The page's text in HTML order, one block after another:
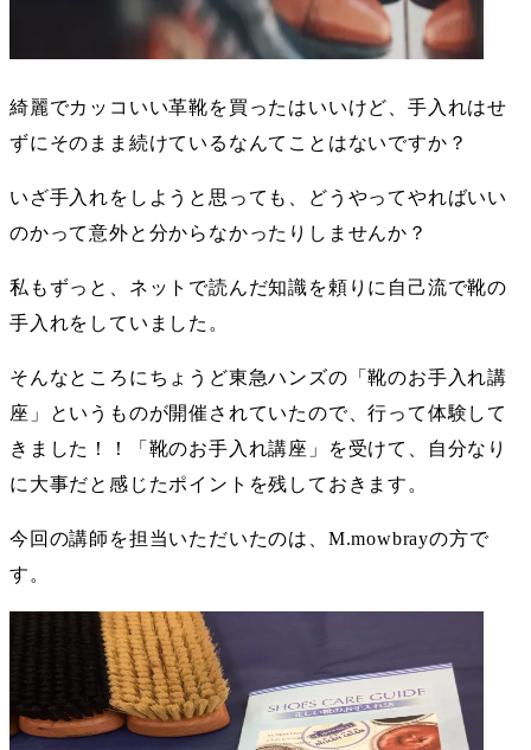
綺麗でカッコいい革靴を買ったはいいけど、手入れはせ
ずにそのまま続けているなんてことはないですか？
いざ手入れをしようと思っても、どうやってやればいい
のかって意外と分からなかったりしませんか？
私もずっと、ネットで読んだ知識を頼りに自己流で靴の
手入れをしていました。
そんなところにちょうど東急ハンズの「靴のお手入れ講
座」というものが開催されていたので、行って体験して
きました！！「靴のお手入れ講座」を受けて、自分なり
に大事だと感じたポイントを残しておきます。
今回の講師を担当いただいたのは、M.mowbrayの方で
す。